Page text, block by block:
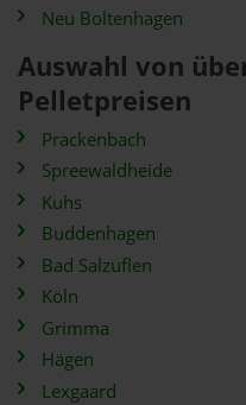
Neu Boltenhagen
Auswahl von
Pelletpreisen
Prackenbach
Spreewaldheide
Kuhs
Buddenhagen
Bad Salzuflen
Köln
Grimma
Hägen
Lexgaard